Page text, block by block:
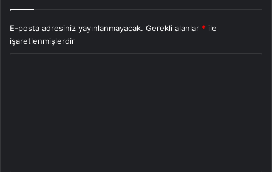
E-posta adresiniz yayınlanmayacak. Gerekli alanlar * ile
işaretlenmişlerdir